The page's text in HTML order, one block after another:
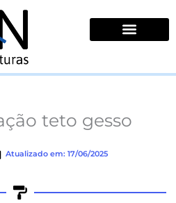
teto gesso
Atualizado em: 17/06/2025